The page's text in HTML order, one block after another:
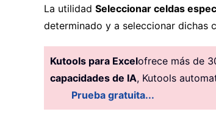
La utilidad Seleccionar celdas
determinado y a seleccionar dichas
Kutools para Excelofrece más de
capacidades de IA, Kutools
Prueba gratuita...